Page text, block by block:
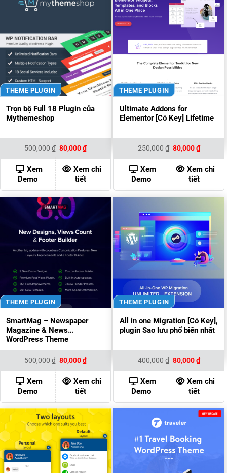
THEME PLUGIN
Trọn bộ Full 18 Plugin của
Mythemeshop
500,000₫ Giá
gốc
là:
500,000 ₫.
80,000₫Giá
hiện
tại
là:
80,000 ₫.
Xem
Demo
Xem chi
tiết
THEME PLUGIN
Ultimate Addons for
Elementor [Có Key] Lifetime
250,000₫ Giá
gốc
là:
250,000 ₫.
80,000₫Giá
hiện
tại
là:
80,000
Xem
Demo
Xem chi
tiết
THEME PLUGIN
SmartMag – Newspaper
Magazine & News
WordPress Theme
500,000₫ Giá
gốc
là:
500,000 ₫.
80,000₫Giá
hiện
tại
là:
80,000 ₫.
Xem
Demo
Xem chi
tiết
THEME PLUGIN
All in one Migration [Có Key],
plugin Sao lưu phổ biến nhất
400,000₫ Giá
gốc
là:
400,000 ₫.
80,000₫Giá
hiện
tại
là:
80,000
Xem
Demo
Xem chi
tiết